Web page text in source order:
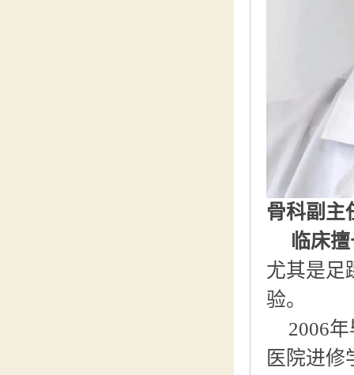
骨科副主
临床
尤其是足
验。
2006
医院进修